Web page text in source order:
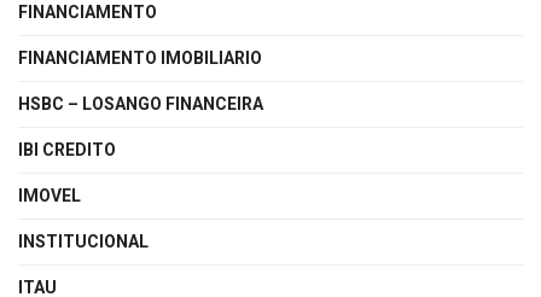
FINANCIAMENTO
FINANCIAMENTO IMOBILIARIO
HSBC – LOSANGO FINANCEIRA
IBI CREDITO
IMOVEL
INSTITUCIONAL
ITAU